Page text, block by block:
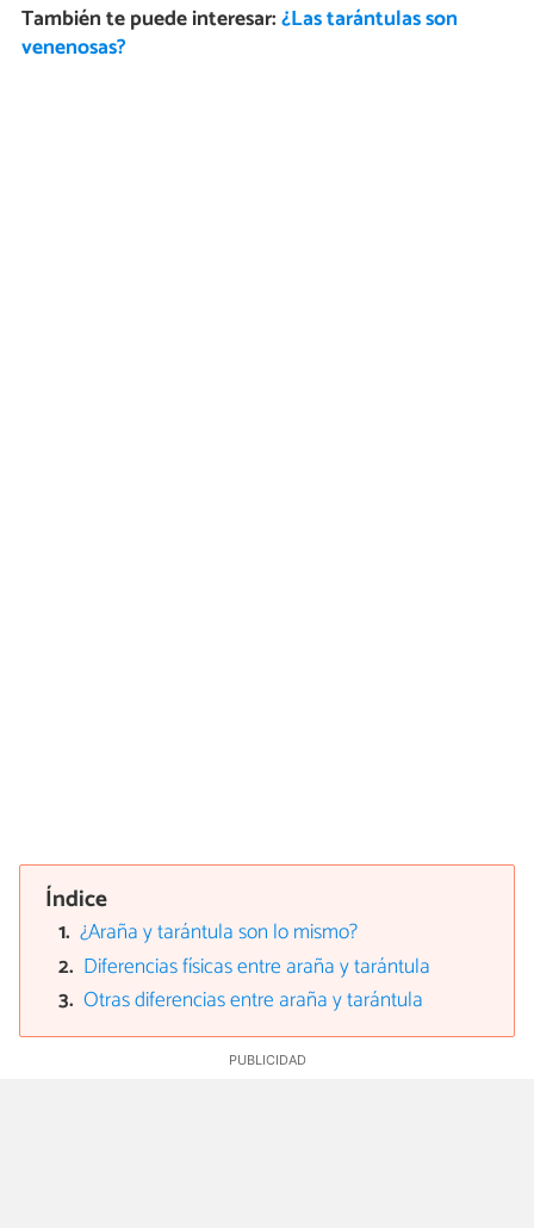
También te puede interesar:¿Las tarántulas son
venenosas?
Índice
¿Araña y tarántula son lo mismo?
Diferencias físicas entre araña y tarántula
Otras diferencias entre araña y tarántula